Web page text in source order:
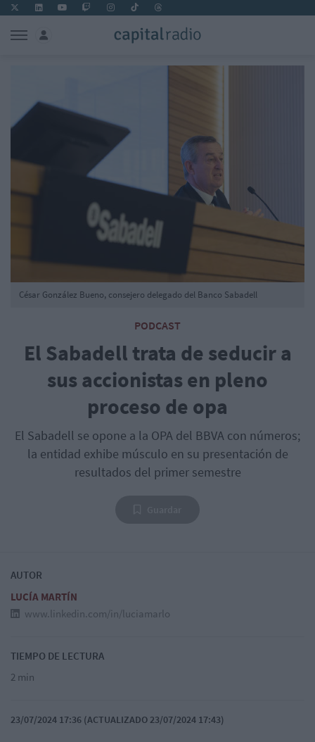
PODCAST
El Sabadell trata de seducir a
sus accionistas en pleno
proceso de opa
El Sabadell se opone a la OPA del BBVA con números;
la entidad exhibe músculo en su presentación de
resultados del primer semestre
César González Bueno, consejero delegado del Banco Sabadell
AUTOR
LUCÍA MARTÍN
www.linkedin.com/in/luciamarlo
TIEMPO DE LECTURA
2 min
23/07/2024 17:36 (ACTUALIZADO 23/07/2024 17:43)